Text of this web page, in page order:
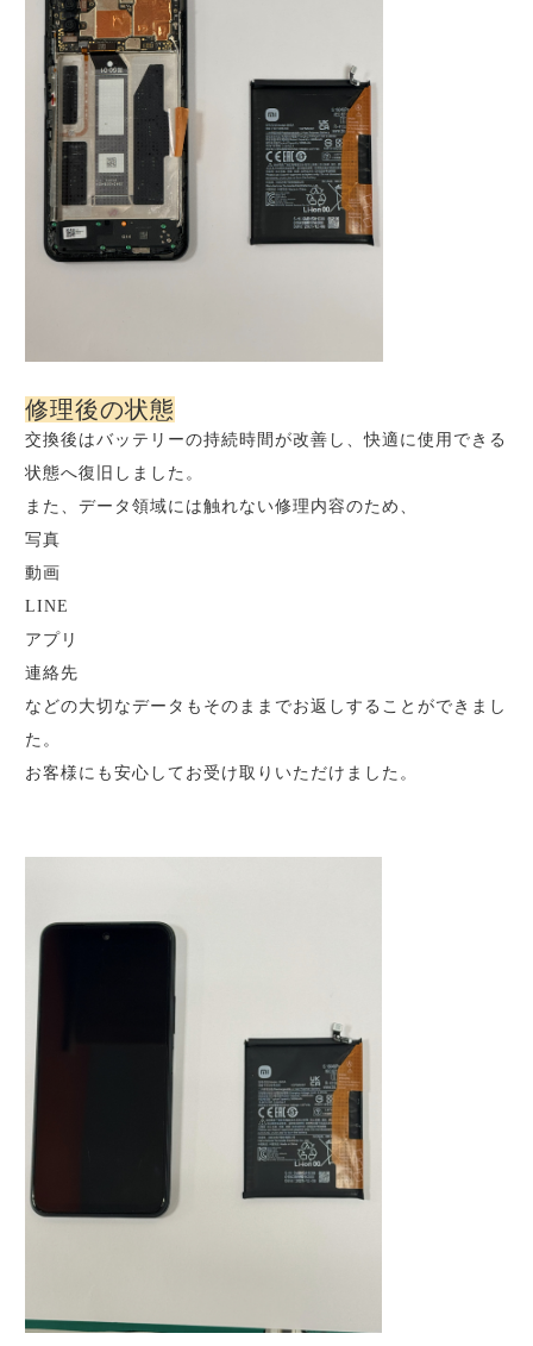
修理後の状態
交換後はバッテリーの持続時間が改善し、快適に使用できる
状態へ復旧しました。
また、データ領域には触れない修理内容のため、
写真
動画
LINE
アプリ
連絡先
などの大切なデータもそのままでお返しすることができまし
た。
お客様にも安心してお受け取りいただけました。